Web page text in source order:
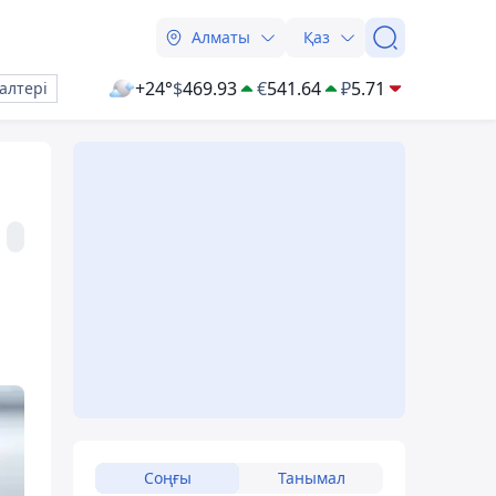
Алматы Қаз
+24°$469.93 €541.64 ₽5.71
Соңғы Танымал